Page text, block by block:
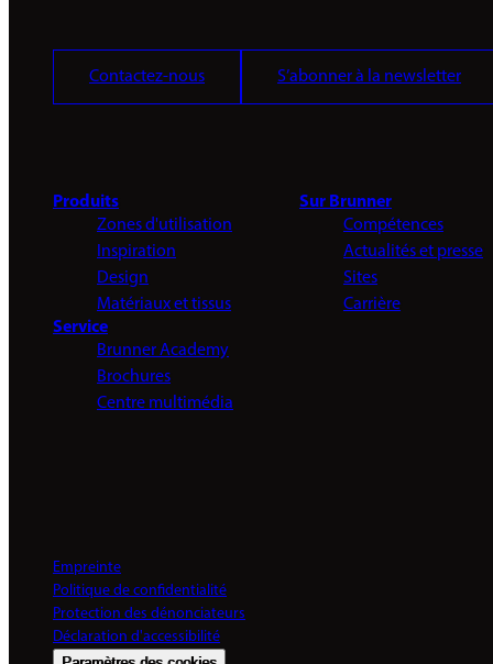
Contactez-nous S’abonner à la newsletter
Produits
Zones d'utilisation
Inspiration
Design
Matériaux et tissus
Sur Brunner
Compétences
Actualités et presse
Sites
Carrière
Service
Brunner Academy
Brochures
Centre multimédia
Empreinte
Politique de confidentialité
Protection des dénonciateurs
Déclaration d'accessibilité